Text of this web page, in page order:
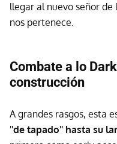
llegar al nuevo señor
nos pertenece.
Combate a lo
construcción
A grandes rasgos, esta
''de tapado'' hasta su